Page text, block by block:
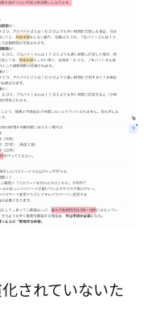
されていないた